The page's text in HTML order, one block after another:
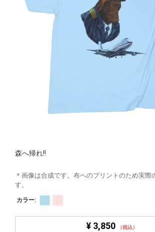
森へ帰れ!!
＊画像は合成です。布へのプリントのため実際
す。
カラー:
¥ 3,850 （税込）